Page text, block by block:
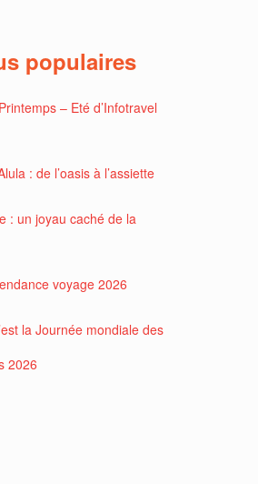
populaires
– Eté d’Infotravel
: de l’oasis à l’assiette
: un joyau caché de la
voyage 2026
la Journée mondiale des
2026